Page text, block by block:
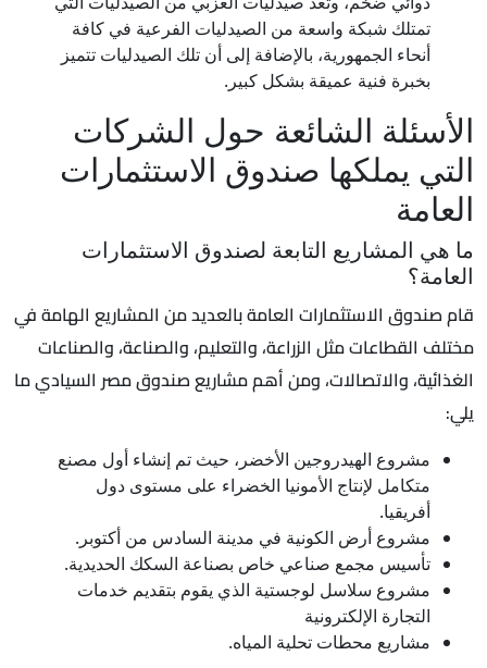
تمتلك شبكة واسعة من الصيدليات الفرعية في كافة
أنحاء الجمهورية، بالإضافة إلى أن تلك الصيدليات تتميز
بخبرة فنية عميقة بشكل كبير.
الأسئلة الشائعة حول الشركات
التي يملكها صندوق الاستثمارات
العامة
ما هي المشاريع التابعة لصندوق الاستثمارات
العامة؟
قام صندوق الاستثمارات العامة بالعديد من المشاريع الهامة في
مختلف القطاعات مثل الزراعة، والتعليم، والصناعة، والصناعات
الغذائية، والاتصالات، ومن أهم مشاريع صندوق مصر السيادي ما
يلي:
مشروع الهيدروجين الأخضر، حيث تم إنشاء أول مصنع
متكامل لإنتاج الأمونيا الخضراء على مستوى دول
أفريقيا.
مشروع أرض الكونية في مدينة السادس من أكتوبر.
تأسيس مجمع صناعي خاص بصناعة السكك الحديدية.
مشروع سلاسل لوجستية الذي يقوم بتقديم خدمات
التجارة الإلكترونية
مشاريع محطات تحلية المياه.